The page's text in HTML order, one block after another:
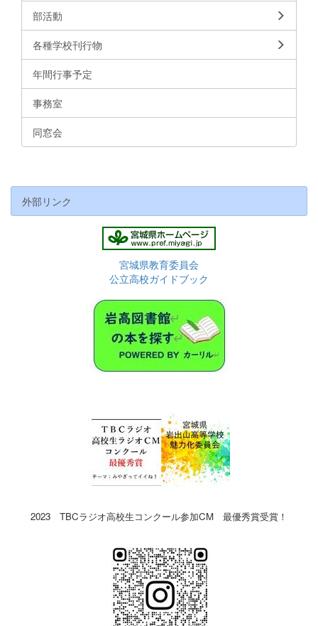
部活動
各種学校刊行物
年間行事予定
事務室
同窓会
外部リンク
宮城県教育委員会
公立高校ガイドブック
2023 TBCラジオ高校生コンクール参加CM 最優秀賞受賞！